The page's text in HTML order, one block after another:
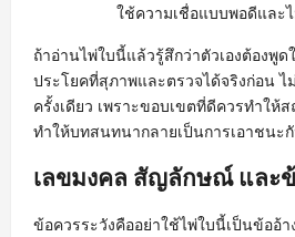
ใช้ความเชื่อแบบพอดีและไ
ถ้าอ่านไพ่ใบนี้แล้วรู้สึกว่าตัวเองต้องพู
ประโยคที่สุภาพและตรวจได้จริงก่อน ไ
ครั้งเดียว เพราะขอบเขตที่ดีควรทำใ
ทำให้บทสนทนากลายเป็นการเอาชนะ
เลขมงคล สัญลักษณ์ และข้
ข้อควรระวังคืออย่าใช้ไพ่ใบนี้เป็นข้ออ้า